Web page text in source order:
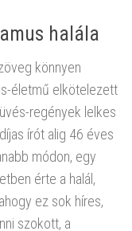
halála
könnyen
életmű elkötelezett
regények lelkes
írót alig 46 éves
módon, egy
érte a halál,
ez sok híres,
szokott, a